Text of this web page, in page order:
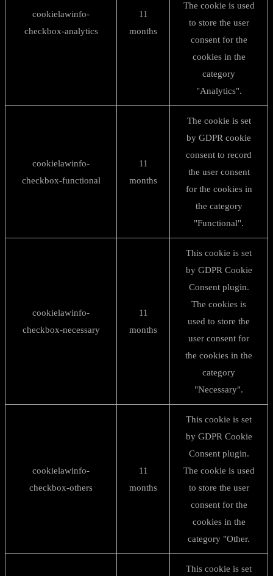
cookielawinfo-
checkbox-analytics
11
months
The cookie is used
to store the user
consent for the
cookies in the
category
"Analytics".
cookielawinfo-
checkbox-functional
11
months
The cookie is set
by GDPR cookie
consent to record
the user consent
for the cookies in
the category
"Functional".
cookielawinfo-
checkbox-necessary
11
months
This cookie is set
by GDPR Cookie
Consent plugin.
The cookies is
used to store the
user consent for
the cookies in the
category
"Necessary".
cookielawinfo-
checkbox-others
11
months
This cookie is set
by GDPR Cookie
Consent plugin.
The cookie is used
to store the user
consent for the
cookies in the
category "Other.
This cookie is set